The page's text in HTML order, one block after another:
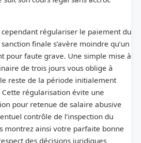
cependant régulariser le paiement du
finale s’avère moindre qu’un
pour faute grave. Une simple mise à
de trois jours vous oblige à
reste de la période initialement
Cette régularisation évite une
pour retenue de salaire abusive
contrôle de l’inspection du
montrez ainsi votre parfaite bonne
des décisions juridiques